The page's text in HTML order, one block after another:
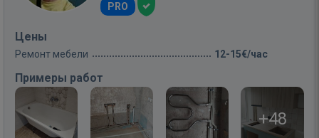
PRO
Цены
Ремонт мебели 12-15€/час
Примеры работ
+48